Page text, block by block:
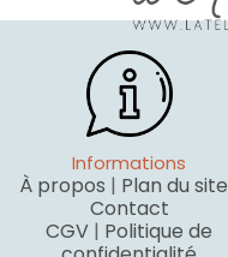
Informations
À propos | Plan du site
Contact
CGV | Politique de